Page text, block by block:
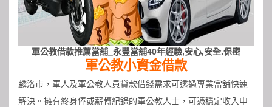
軍公教借款推薦當舖_永豐當舖40年經驗,安心,安全.保密
軍公教小資金借款
麟洛市，軍人及軍公教人員貸款借錢需求可透過專業當舖快速
解決。擁有終身俸或薪轉紀錄的軍公教人士，可憑穩定收入申